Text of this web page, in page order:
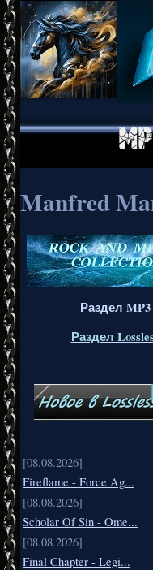
Manfred
Раздел MP3
Раздел
[08.08.2026]
Fireflame - Force Ag...
[08.08.2026]
Scholar Of Sin - Ome...
[08.08.2026]
Final Chapter - Legi...